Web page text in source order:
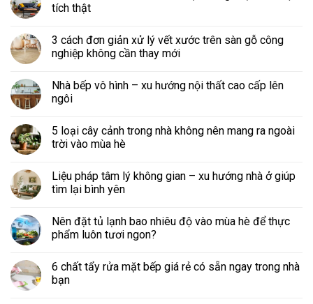
tích thật
3 cách đơn giản xử lý vết xước trên sàn gỗ công
nghiệp không cần thay mới
Nhà bếp vô hình – xu hướng nội thất cao cấp lên
ngôi
5 loại cây cảnh trong nhà không nên mang ra ngoài
trời vào mùa hè
Liệu pháp tâm lý không gian – xu hướng nhà ở giúp
tìm lại bình yên
Nên đặt tủ lạnh bao nhiêu độ vào mùa hè để thực
phẩm luôn tươi ngon?
6 chất tẩy rửa mặt bếp giá rẻ có sẵn ngay trong nhà
bạn